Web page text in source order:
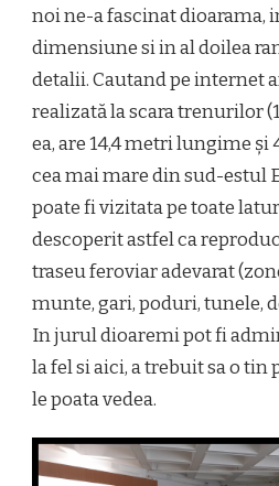
noi ne-a fascinat dioarama,
dimensiune si in al doilea
detalii. Cautand pe internet
realizată la scara trenurilor
ea, are 14,4 metri lungime și
cea mai mare din sud-estul
poate fi vizitata pe toate
descoperit astfel ca
traseu feroviar adevarat
munte, gari, poduri, tunele,
In jurul dioaremi pot fi
la fel si aici, a trebuit sa o tin
le poata vedea.